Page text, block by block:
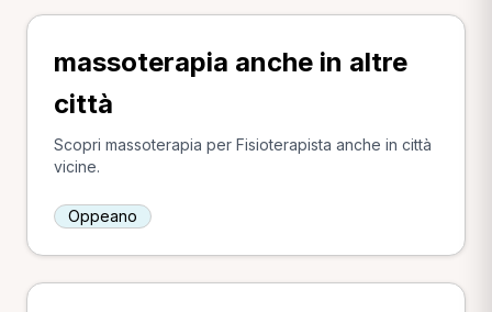
massoterapia anche in altre
città
Scopri massoterapia per Fisioterapista anche in città
vicine.
Oppeano